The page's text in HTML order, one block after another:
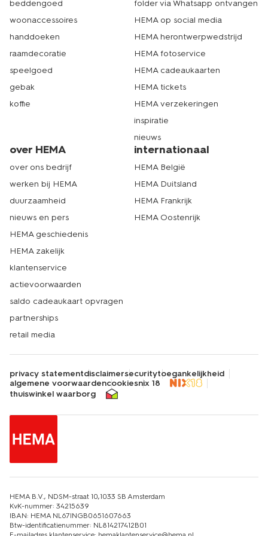
shop een sweatshirt voor dames
online op hema.nl
Wat dacht je van een fijne damessjaal, damesmuts of
een paar dameshandschoenen? Hiermee ben je in een
onze
houd je deze pluisvrij, wel zo handig.
Kom langs in de winkel of shop damestruien en andere
producten om je warm te houden op hema.nl. Wij zorgen
er dan voor dat je je bestelling zo snel mogelijk thuis
ontvangt. Op naar een heerlijke winter! Echt HEMA.
beddengoed
woonaccessoires
handdoeken
raamdecoratie
speelgoed
gebak
koffie
folder via Whatsapp ontvangen
HEMA op social media
HEMA herontwerpwedstrijd
HEMA fotoservice
HEMA cadeaukaarten
HEMA tickets
HEMA verzekeringen
inspiratie
nieuws
over HEMA
over ons bedrijf
werken bij HEMA
duurzaamheid
nieuws en pers
HEMA geschiedenis
HEMA zakelijk
klantenservice
actievoorwaarden
saldo cadeaukaart opvragen
partnerships
retail media
internationaal
HEMA België
HEMA Duitsland
HEMA Frankrijk
HEMA Oostenrijk
privacy statementdisclaimersecuritytoegankelijkheid
algemene voorwaardencookiesnix 18
thuiswinkel waarborg
HEMA B.V., NDSM-straat 10,1033 SB Amsterdam
KvK-nummer: 34215639
IBAN: HEMA NL67INGB0651607663
Btw-identificatienummer: NL814217412B01